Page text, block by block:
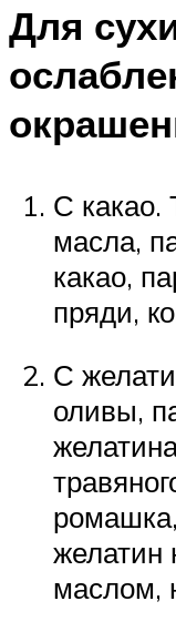
Для
С какао.
масла,
какао,
пряди,
С
оливы,
желатин
маслом,